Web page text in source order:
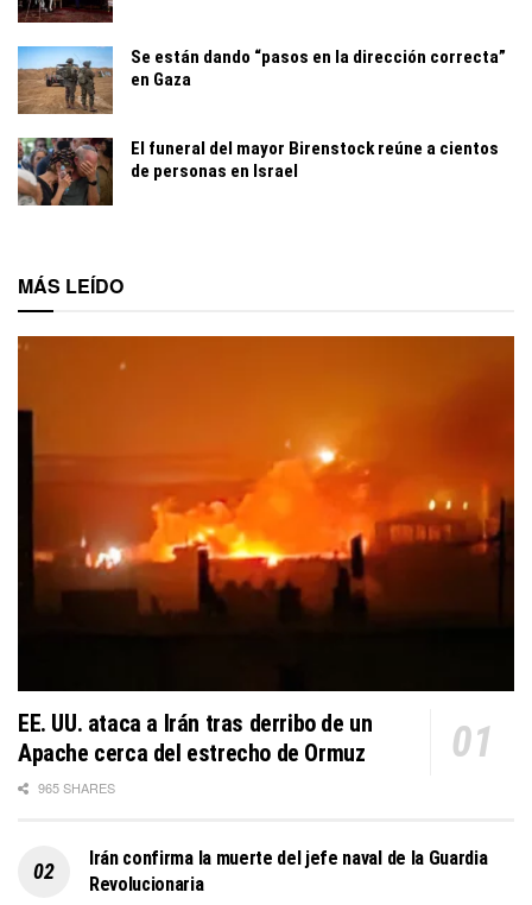
Se están dando “pasos en la dirección correcta”
en Gaza
El funeral del mayor Birenstock reúne a cientos
de personas en Israel
MÁS LEÍDO
EE. UU. ataca a Irán tras derribo de un
Apache cerca del estrecho de Ormuz
965 SHARES
Irán confirma la muerte del jefe naval de la Guardia
Revolucionaria